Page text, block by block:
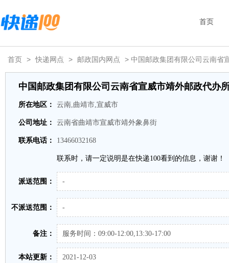
首页
首页 > 快递网点 > 邮政国内网点 > 中国邮政集团有限公司云南省
中国邮政集团有限公司云南省宣威市靖外邮政代办
所在地区： 云南,曲靖市,宣威市
公司地址： 云南省曲靖市宣威市靖外象鼻街
联系电话： 13466032168
联系时，请一定说明是在快递100看到的信息，谢谢！
派送范围： -
不派送范围： -
备注： 服务时间：09:00-12:00,13:30-17:00
本站更新： 2021-12-03